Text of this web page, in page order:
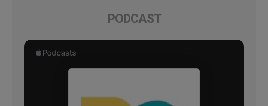
PODCAST